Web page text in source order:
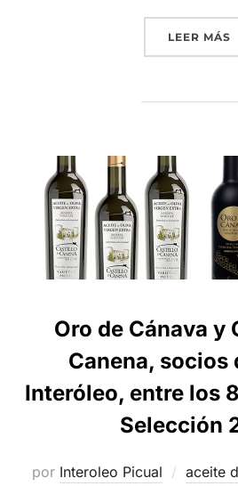
LEER MÁS
Oro de Cánava y
Canena, socios
Interóleo, entre los
Selección
por Interoleo Picual aceite